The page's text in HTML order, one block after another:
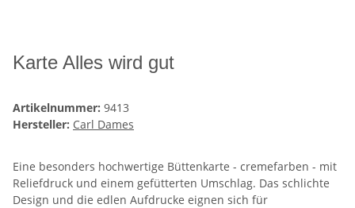
Karte Alles wird gut
Artikelnummer: 9413
Hersteller: Carl Dames
Eine besonders hochwertige Büttenkarte - cremefarben - mit
Reliefdruck und einem gefütterten Umschlag. Das schlichte
Design und die edlen Aufdrucke eignen sich für